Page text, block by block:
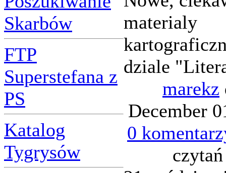
Skarbów
FTP
Superstefana z
PS
Katalog
Tygrysów
materialy
dziale
marekz
December
0
czytań